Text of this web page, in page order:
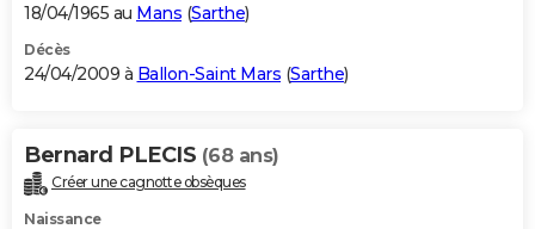
18/04/1965 au Mans (Sarthe)
Décès
24/04/2009 à Ballon-Saint Mars (Sarthe)
Bernard PLECIS (68 ans)
Créer une cagnotte obsèques
Naissance